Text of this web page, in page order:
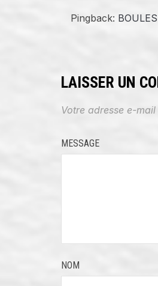
Pingback:
LAISSER UN
Votre adresse e-
MESSAGE
NOM